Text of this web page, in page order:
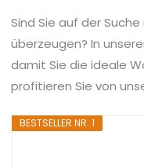
Sind Sie auf der
überzeugen? In
damit Sie die ideale
profitieren Sie von
BESTSELLER NR. 1